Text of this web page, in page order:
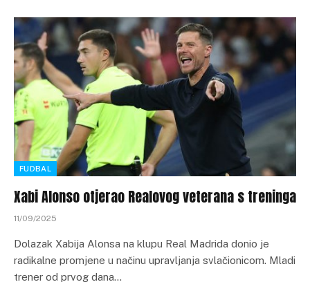
FUDBAL
Xabi Alonso otjerao Realovog veterana s treninga
11/09/2025
Dolazak Xabija Alonsa na klupu Real Madrida donio je
radikalne promjene u načinu upravljanja svlačionicom. Mladi
trener od prvog dana…